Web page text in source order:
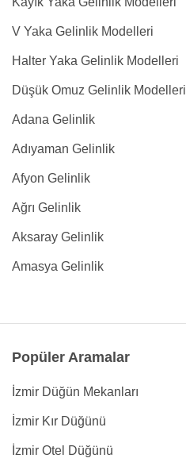
V Yaka Gelinlik Modelleri
Halter Yaka Gelinlik Modelleri
Düşük Omuz Gelinlik Modelleri
Adana Gelinlik
Adıyaman Gelinlik
Afyon Gelinlik
Ağrı Gelinlik
Aksaray Gelinlik
Amasya Gelinlik
Popüler Aramalar
İzmir Düğün Mekanları
İzmir Kır Düğünü
İzmir Otel Düğünü